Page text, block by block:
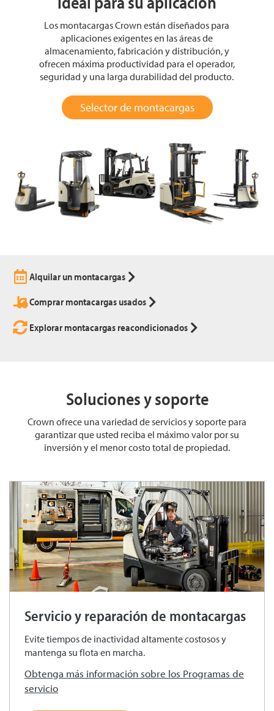
Los montacargas Crown están diseñados para
aplicaciones exigentes en las áreas de
almacenamiento, fabricación y distribución, y
ofrecen máxima productividad para el operador,
seguridad y una larga durabilidad del producto.
Selector de montacargas
Alquilar un montacargas
Comprar montacargas usados
Explorar montacargas reacondicionados
Soluciones y soporte
Crown ofrece una variedad de servicios y soporte para
garantizar que usted reciba el máximo valor por su
inversión y el menor costo total de propiedad.
Servicio y reparación de montacargas
Evite tiempos de inactividad altamente costosos y
mantenga su flota en marcha.
Obtenga más información sobre los Programas de
servicio